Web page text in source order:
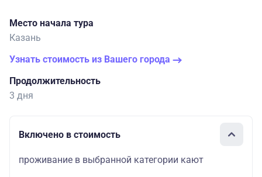
Место начала тура
Казань
Узнать стоимость из Вашего города
Продолжительность
3 дня
Включено в стоимость
проживание в выбранной категории кают